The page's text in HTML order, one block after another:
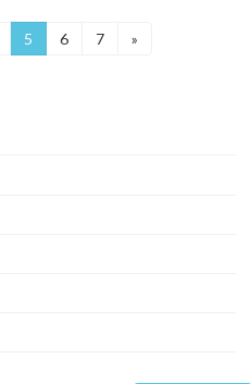
固
定
5
固
6
固
7 »